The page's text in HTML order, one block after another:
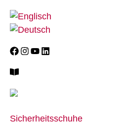
Sicherheitsschuhe